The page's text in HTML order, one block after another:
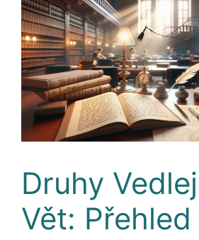
Druhy
Vět: Přehled